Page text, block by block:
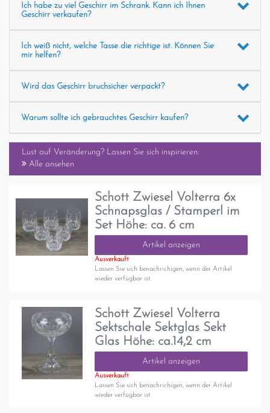
Ich habe zu viel Geschirr im Schrank. Kann ich Ihnen
Geschirr verkaufen?
Ich weiß nicht, welche Tasse die richtige ist. Können Sie
mir helfen?
Wird das Geschirr bruchsicher verpackt?
Warum sollte ich gebrauchtes Geschirr kaufen?
Lust auf Veränderung? Lassen Sie sich inspirieren:
Alle ansehen
Schott Zwiesel Volterra 6x
Schnapsglas / Stamperl im
Set Höhe: ca. 6 cm
Artikel anzeigen
Ausverkauft
Lassen Sie sich benachrichigen, wenn der Artikel
wieder verfügbar ist.
Schott Zwiesel Volterra
Sektschale Sektglas Sekt
Glas Höhe: ca.14,2 cm
Artikel anzeigen
Ausverkauft
Lassen Sie sich benachrichigen, wenn der Artikel
wieder verfügbar ist.